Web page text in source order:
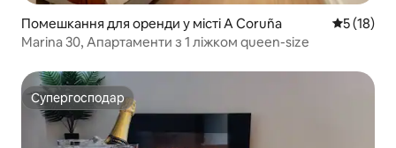
Помешкання для оренди у місті A Coruña Середня
5 (18)
Marina 30, Апартаменти з 1 ліжком queen-size
Супергосподар
Супергосподар